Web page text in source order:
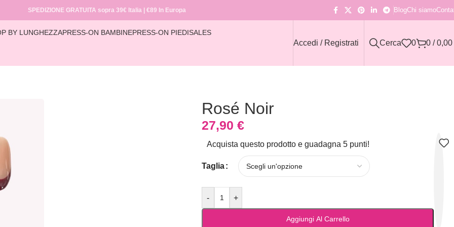
SPEDIZIONE GRATUITA sopra 39€ Italia | €89 In Europa BlogChi siamo
BY LUNGHEZZAPRESS-ON BAMBINEPRESS-ON PIEDISALES
Accedi / Registrati Cerca 0 0 / 0,00
Rosé Noir
27,90€
Acquista questo prodotto e guadagna 5 punti!
Taglia
- +
Aggiungi Al Carrello